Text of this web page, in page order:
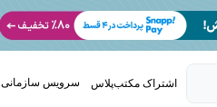
اشتراک مکتب‌پلاس سرویس سازمانی